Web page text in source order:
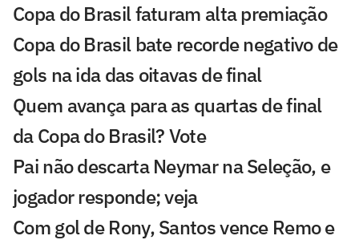
Copa do Brasil faturam alta premiação
Copa do Brasil bate recorde negativo de
gols na ida das oitavas de final
Quem avança para as quartas de final
da Copa do Brasil? Vote
Pai não descarta Neymar na Seleção, e
jogador responde; veja
Com gol de Rony, Santos vence Remo e